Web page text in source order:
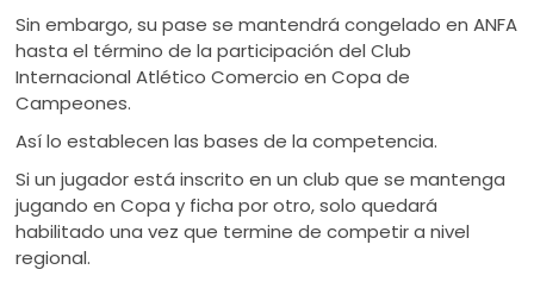
Sin embargo, su pase se mantendrá congelado en ANFA
hasta el término de la participación del Club
Internacional Atlético Comercio en Copa de
Campeones.
Así lo establecen las bases de la competencia.
Si un jugador está inscrito en un club que se mantenga
jugando en Copa y ficha por otro, solo quedará
habilitado una vez que termine de competir a nivel
regional.